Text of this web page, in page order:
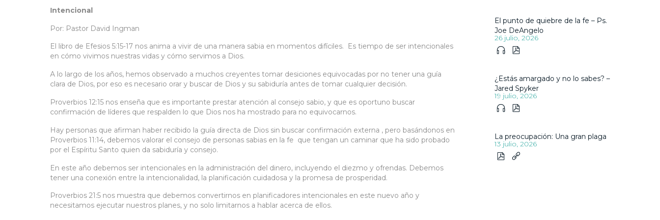
Intencional
Por: Pastor David Ingman
El libro de Efesios 5:15-17 nos anima a vivir de una manera sabia en momentos difíciles. Es tiempo de ser intencionales
en cómo vivimos nuestras vidas y cómo servimos a Dios.
A lo largo de los años, hemos observado a muchos creyentes tomar desiciones equivocadas por no tener una guía
clara de Dios, por eso es necesario orar y buscar de Dios y su sabiduría antes de tomar cualquier decisión.
Proverbios 12:15 nos enseña que es importante prestar atención al consejo sabio, y que es oportuno buscar
confirmación de líderes que respalden lo que Dios nos ha mostrado para no equivocarnos.
Hay personas que afirman haber recibido la guía directa de Dios sin buscar confirmación externa , pero basándonos en
Proverbios 11:14, debemos valorar el consejo de personas sabias en la fe que tengan un caminar que ha sido probado
por el Espíritu Santo quien da sabiduría y consejo.
En este año debemos ser intencionales en la administración del dinero, incluyendo el diezmo y ofrendas. Debemos
tener una conexión entre la intencionalidad, la planificación cuidadosa y la promesa de prosperidad.
Proverbios 21:5 nos muestra que debemos convertirnos en planificadores intencionales en este nuevo año y
necesitamos ejecutar nuestros planes, y no solo limitarnos a hablar acerca de ellos.
El punto de quiebre de la fe – Ps.
Joe DeAngelo
26 julio, 2026
 
¿Estás amargado y no lo sabes? –
Jared Spyker
19 julio, 2026
 
La preocupación: Una gran plaga
13 julio, 2026
 